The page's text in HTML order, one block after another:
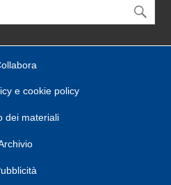
e cookie policy
dei materiali